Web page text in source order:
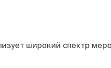
широкий спектр